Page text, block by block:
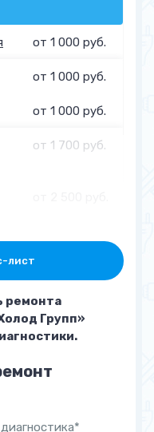
от 1 000 руб.
от 1 000 руб.
от 1 000 руб.
от 1 700 руб.
от 2 000 руб.
от 1 700 руб.
от 2 500 руб.
лист
ремонта
Групп»